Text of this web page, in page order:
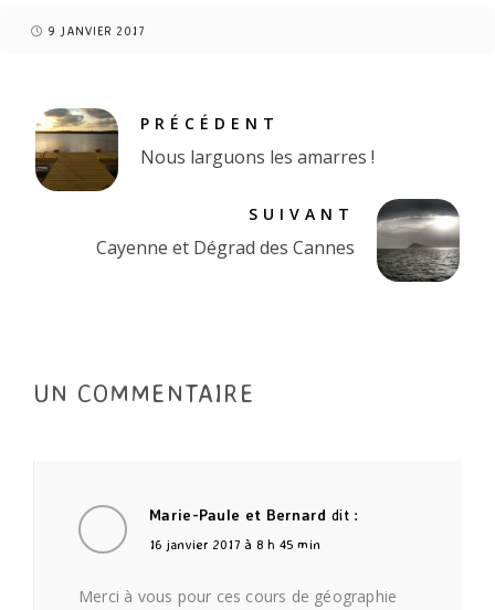
9 JANVIER 2017
PRÉCÉDENT
Nous larguons les amarres !
SUIVANT
Cayenne et Dégrad des Cannes
UN COMMENTAIRE
Marie-Paule et Bernard dit :
16 janvier 2017 à 8 h 45 min
Merci à vous pour ces cours de géographie